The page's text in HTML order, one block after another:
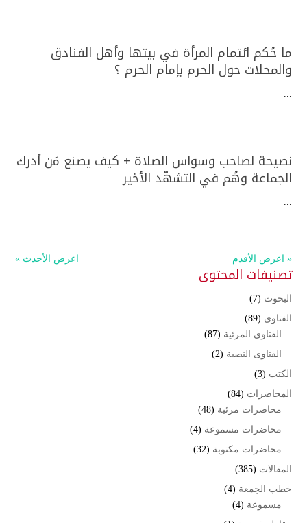
ما حُكم ائتمام المرأة في بيتها وأهل الفنادق
والمحلات حول الحرم بإمام الحرم ؟
...
نصيحة لصاحب وسواس الصلاة + كيف يصنع مَن أدرك
الجماعة وهُم في التشهّد الأخير
...
« اعرض الأقدم اعرض الأحدث »
تصنيفات المحتوى
البحوث (7)
الفتاوى (89)
الفتاوى المرئية (87)
الفتاوى النصية (2)
الكتب (3)
المحاضرات (84)
محاضرات مرئية (48)
محاضرات مسموعة (4)
محاضرات مكتوبة (32)
المقالات (385)
خطب الجمعة (4)
مسموعة (4)